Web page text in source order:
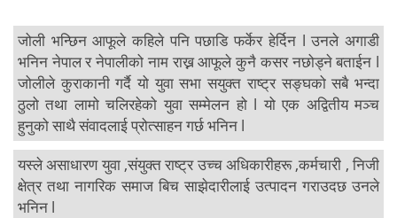
जोली भन्छिन आफूले कहिले पनि पछाडि फर्केर हेर्दिन l उनले अगाडी
भनिन नेपाल र नेपालीको नाम राख्न आफूले कुनै कसर नछोड्ने बताईन l
जोलीले कुराकानी गर्दै यो युवा सभा सयुक्त राष्ट्र सङ्घको सबै भन्दा
ठुलो तथा लामो चलिरहेको युवा सम्मेलन हो l यो एक अद्वितीय मञ्च
हुनुको साथै संवादलाई प्रोत्साहन गर्छ भनिन l
यस्ले असाधारण युवा ,संयुक्त राष्ट्र उच्च अधिकारीहरू ,कर्मचारी , निजी
क्षेत्र तथा नागरिक समाज बिच साझेदारीलाई उत्पादन गराउदछ उनले
भनिन l